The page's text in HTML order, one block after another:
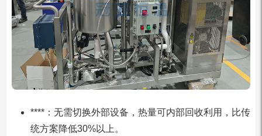
****：无需切换外部设备，热量可内部回收利用，比传
统方案降低30%以上。